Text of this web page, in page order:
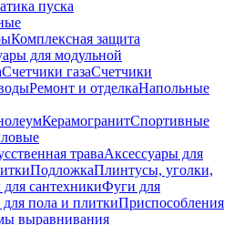
пуска
Комплексная защита
для модульной
Счетчики газаСчетчики
Ремонт и отделкаНапольные
КерамогранитСпортивные
траваАксессуары для
ПодложкаПлинтусы, уголки,
сантехникиФуги для
пола и плиткиПриспособления
выравнивания